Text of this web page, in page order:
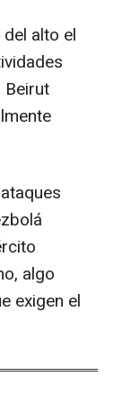
alto el
Beirut
algo
exigen el